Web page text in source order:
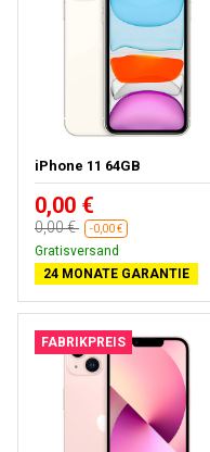
iPhone 11 64GB
0,00 €
0,00 € -0,00 €
Gratisversand
24 MONATE GARANTIE
FABRIKPREIS